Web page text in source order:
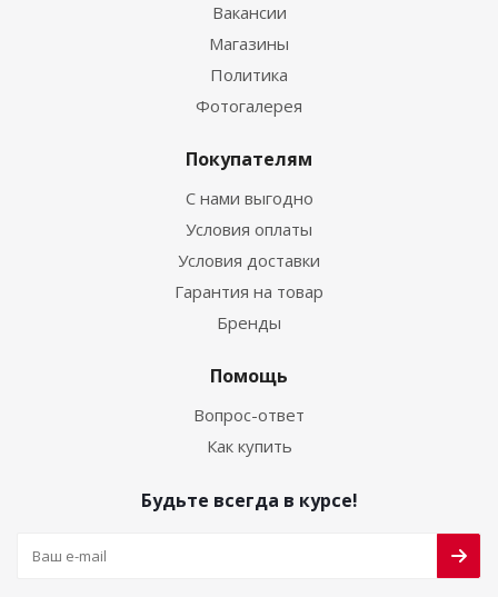
Вакансии
Магазины
Политика
Фотогалерея
Покупателям
С нами выгодно
Условия оплаты
Условия доставки
Гарантия на товар
Бренды
Помощь
Вопрос-ответ
Как купить
Будьте всегда в курсе!